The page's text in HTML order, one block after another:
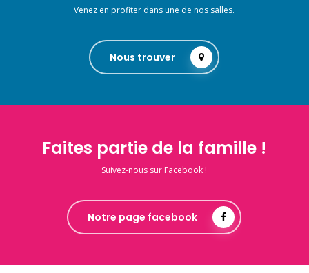
Venez en profiter dans une de nos salles.
Nous trouver
Faites partie de la famille !
Suivez-nous sur Facebook !
Notre page facebook